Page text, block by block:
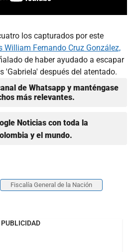
los capturados por este
William Fernando Cruz González,
de haber ayudado a escapar
'Gabriela' después del atentado.
de Whatsapp y manténgase
más relevantes.
Noticias con toda la
y el mundo.
Fiscalía General de la Nación
PUBLICIDAD